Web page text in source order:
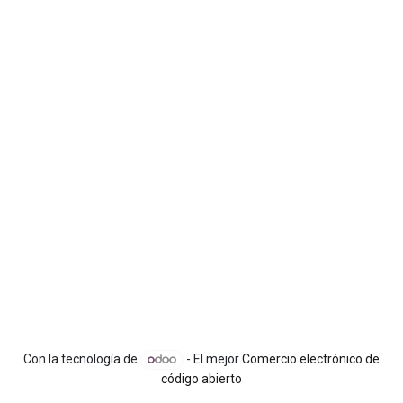
Con la tecnología de - El mejorComercio electrónico de
código abierto